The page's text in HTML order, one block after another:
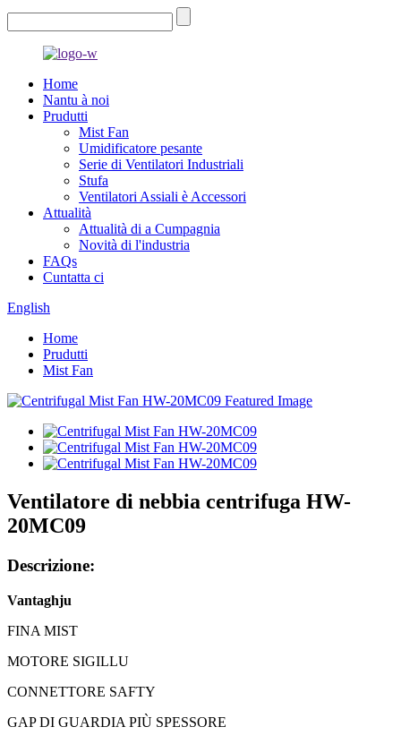
Home
Nantu à noi
Prudutti
Mist Fan
Umidificatore pesante
Serie di Ventilatori Industriali
Stufa
Ventilatori Assiali è Accessori
Attualità
Attualità di a Cumpagnia
Novità di l'industria
FAQs
Cuntatta ci
English
Home
Prudutti
Mist Fan
Ventilatore di nebbia centrifuga HW-
20MC09
Descrizione:
Vantaghju
FINA MIST
MOTORE SIGILLU
CONNETTORE SAFTY
GAP DI GUARDIA PIÙ SPESSORE